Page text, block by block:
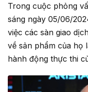
Trong cuộc phỏng
sáng ngày 05/06/
việc các sàn giao
về sản phẩm của họ
hành động thực thi